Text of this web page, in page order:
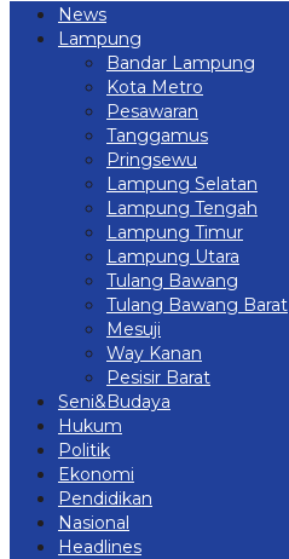
News
Lampung
Bandar Lampung
Kota Metro
Pesawaran
Tanggamus
Pringsewu
Lampung Selatan
Lampung Tengah
Lampung Timur
Lampung Utara
Tulang Bawang
Tulang Bawang Barat
Mesuji
Way Kanan
Pesisir Barat
Seni&Budaya
Hukum
Politik
Ekonomi
Pendidikan
Nasional
Headlines